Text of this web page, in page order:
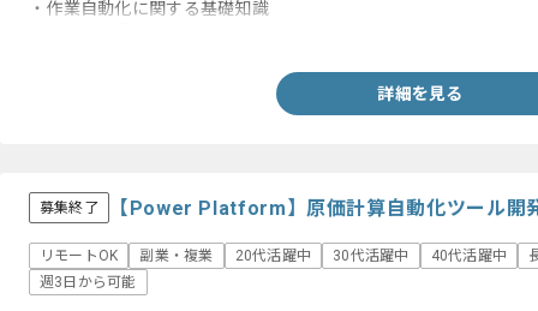
・作業自動化に関する基礎知識
詳細を見る
募集終了 【Power Platform】原価計算自動化ツール開
リモートOK 副業・複業 20代活躍中 30代活躍中 40代活躍中
週3日から可能